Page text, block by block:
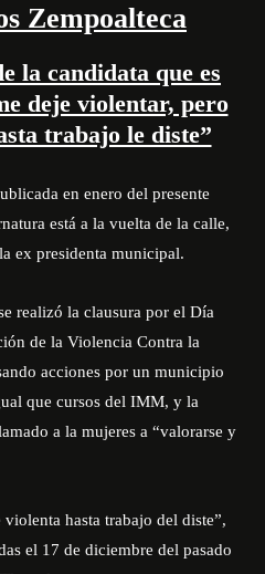
Zempoalteca
la candidata que es
deje violentar, pero
trabajo le diste”
en enero del presente
está a la vuelta de la calle,
ex presidenta municipal.
realizó la clausura por el Día
de la Violencia Contra la
acciones por un municipio
que cursos del IMM, y la
a la mujeres a “valorarse y
hasta trabajo del diste”,
el 17 de diciembre del pasado